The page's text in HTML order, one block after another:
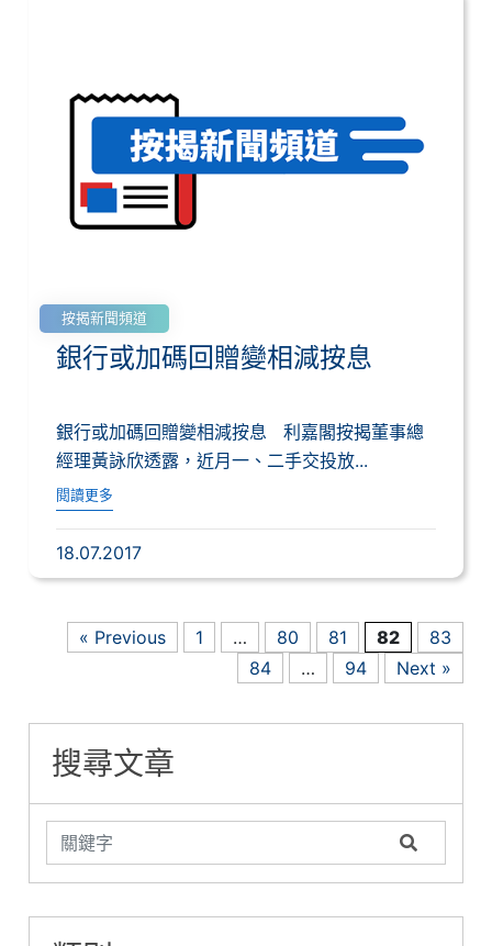
按揭新聞頻道
銀行或加碼回贈變相減按息
銀行或加碼回贈變相減按息 利嘉閣按揭董事總
經理黃詠欣透露，近月一、二手交投放...
閱讀更多
18.07.2017
« Previous 1 … 80 81 82
83
84
… 94 Next »
搜尋文章